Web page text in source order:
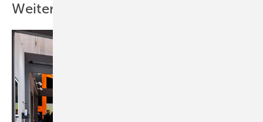
Weitere Inhalte